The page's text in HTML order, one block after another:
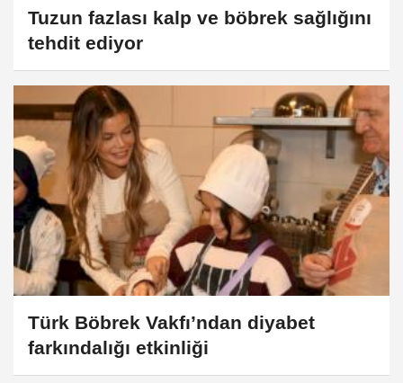
Tuzun fazlası kalp ve böbrek sağlığını
tehdit ediyor
Türk Böbrek Vakfı’ndan diyabet
farkındalığı etkinliği